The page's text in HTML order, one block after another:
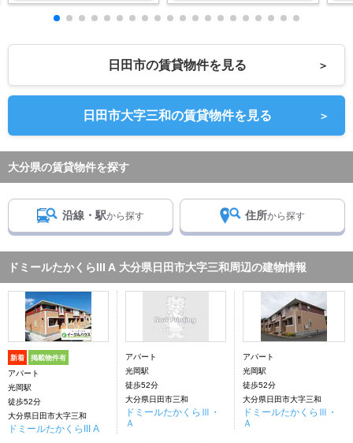
日田市の賃貸物件を見る ＞
日田市大字三和の賃貸物件を見る ＞
大分県の賃貸物件を探す
沿線・駅から探す 住所から探す
ドミールたかくらIII A 大分県日田市大字三和周辺の建物情報
新着 掲載物件有
アパート
光岡駅
徒歩52分
大分県日田市大字三和
ドミールたかくらIII A
アパート
光岡駅
徒歩52分
大分県日田市三和
ドミールたかくらⅢ・
Ａ
アパート
光岡駅
徒歩52分
大分県日田市大字三和
ドミールたかくらⅢ・
Ａ